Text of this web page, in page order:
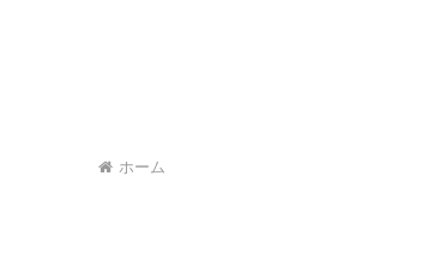
ホーム